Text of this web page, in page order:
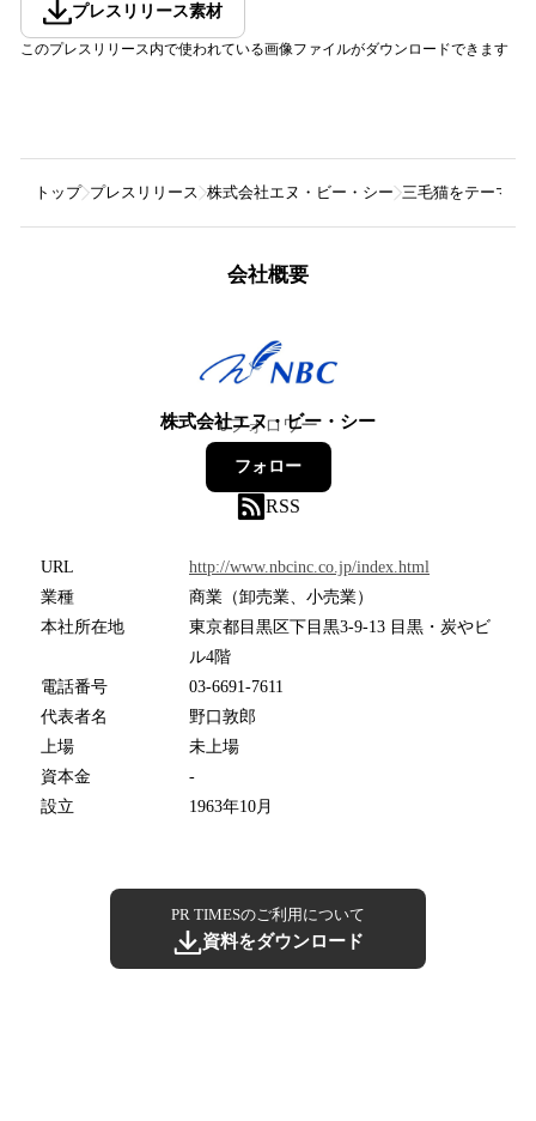
プレスリリース素材
このプレスリリース内で使われている画像ファイルがダウンロードできます
トップ プレスリリース 株式会社エヌ・ビー・シー 三毛猫をテーマに
会社概要
株式会社エヌ・ビー・シー
0フォロワー
フォロー
RSS
URL
http://www.nbcinc.co.jp/index.html
業種
商業（卸売業、小売業）
本社所在地
東京都目黒区下目黒3-9-13 目黒・炭やビ
ル4階
電話番号
03-6691-7611
代表者名
野口敦郎
上場
未上場
資本金
-
設立
1963年10月
PR TIMESのご利用について
資料をダウンロード